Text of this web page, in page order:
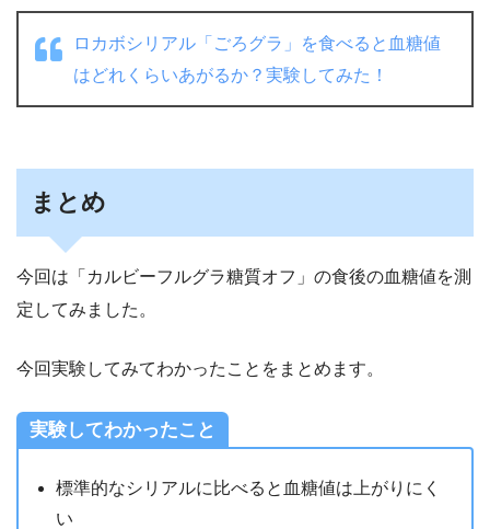
ロカボシリアル「ごろグラ」を食べると血糖値
はどれくらいあがるか？実験してみた！
まとめ
今回は「カルビーフルグラ糖質オフ」の食後の血糖値を測
定してみました。
今回実験してみてわかったことをまとめます。
実験してわかったこと
標準的なシリアルに比べると血糖値は上がりにく
い